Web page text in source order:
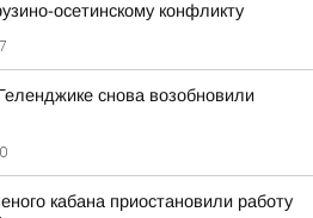
осетинскому конфликту
снова возобновили
кабана приостановили работу